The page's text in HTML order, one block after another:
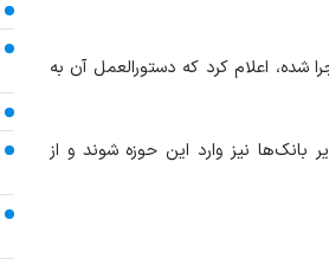
شده، اعلام کرد که دستورالعمل آن به
بانک‌ها نیز وارد این حوزه شوند و از